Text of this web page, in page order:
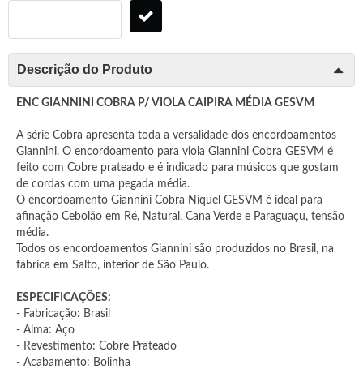
Descrição do Produto
ENC GIANNINI COBRA P/ VIOLA CAIPIRA MÉDIA GESVM
A série Cobra apresenta toda a versalidade dos encordoamentos
Giannini. O encordoamento para viola Giannini Cobra GESVM é
feito com Cobre prateado e é indicado para músicos que gostam
de cordas com uma pegada média.
O encordoamento Giannini Cobra Níquel GESVM é ideal para
afinação Cebolão em Ré, Natural, Cana Verde e Paraguaçu, tensão
média.
Todos os encordoamentos Giannini são produzidos no Brasil, na
fábrica em Salto, interior de São Paulo.
ESPECIFICAÇÕES:
- Fabricação: Brasil
- Alma: Aço
- Revestimento: Cobre Prateado
- Acabamento: Bolinha